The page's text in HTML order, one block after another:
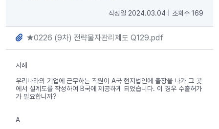
작성일 2024.03.04 조회수 169
★0226 (9차) 전략물자관리제도 Q129.pdf
사례
우리나라의 기업에 근무하는 직원이 A국 현지법인에 출장을 나가 그 곳
에서 설계도를 작성하여 B국에 제공하게 되었습니다. 이 경우 수출허가
가 필요합니까?
A